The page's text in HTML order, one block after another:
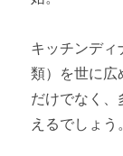
キッチンディ
類）を世に広
だけでなく、
えるでしょう